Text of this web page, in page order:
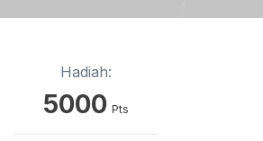
Hadiah:
5000 Pts